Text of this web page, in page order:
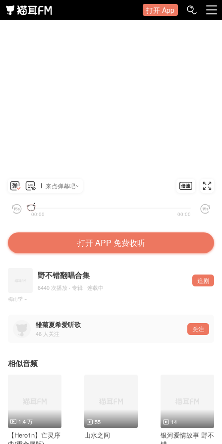
打开 App
来点弹幕吧~
00:00 00:00
打开 APP 免费收听
野不错翻唱合集
6440 次播放 · 专辑 · 连载中
追剧
梅雨季～
雏菊夏希爱听歌
46 人关注
关注
相似音频
1.4 万
【Hero1n】亡灵序
55
山水之间
14
银河爱情故事 野不